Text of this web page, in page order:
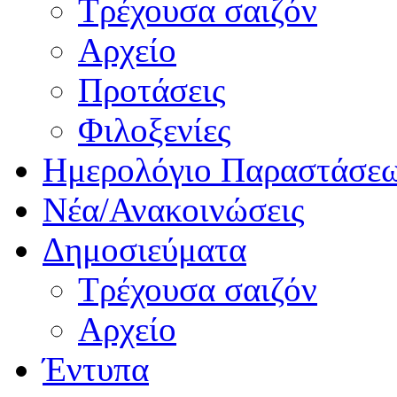
Τρέχουσα σαιζόν
Αρχείο
Προτάσεις
Φιλοξενίες
Ημερολόγιο
Νέα/Ανακοινώσεις
Δημοσιεύματα
Τρέχουσα σαιζόν
Αρχείο
Έντυπα